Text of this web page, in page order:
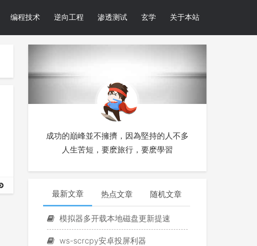
编程技术 逆向工程 渗透测试 玄学 关于本站
成功的巔峰並不擁擠，因為堅持的人不多
人生苦短，要麽旅行，要麽學習
最新文章 热点文章 随机文章
模拟器多开载本地磁盘更新提速
ws-scrcpy安卓投屏利器